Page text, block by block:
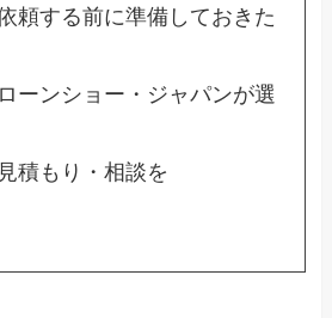
頼する前に準備しておきた
ーンショー・ジャパンが選
積もり・相談を